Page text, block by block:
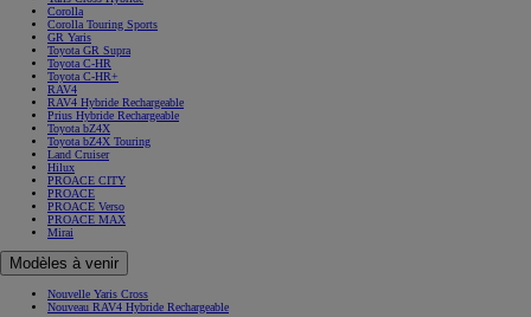
Corolla
Corolla Touring Sports
GR Yaris
Toyota GR Supra
Toyota C-HR
Toyota C-HR+
RAV4
RAV4 Hybride Rechargeable
Prius Hybride Rechargeable
Toyota bZ4X
Toyota bZ4X Touring
Land Cruiser
Hilux
PROACE CITY
PROACE
PROACE Verso
PROACE MAX
Mirai
Modèles à venir
Nouvelle Yaris Cross
Nouveau RAV4 Hybride Rechargeable